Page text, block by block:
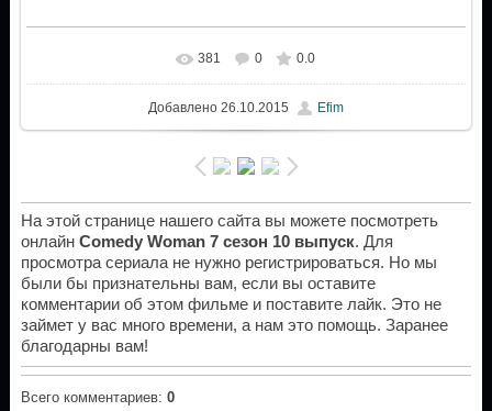
381 0 0.0
Добавлено26.10.2015 Efim
На этой странице нашего сайта вы можете посмотреть
онлайн Comedy Woman 7 сезон 10 выпуск. Для
просмотра сериала не нужно регистрироваться. Но мы
были бы признательны вам, если вы оставите
комментарии об этом фильме и поставите лайк. Это не
займет у вас много времени, а нам это помощь. Заранее
благодарны вам!
Всего комментариев: 0